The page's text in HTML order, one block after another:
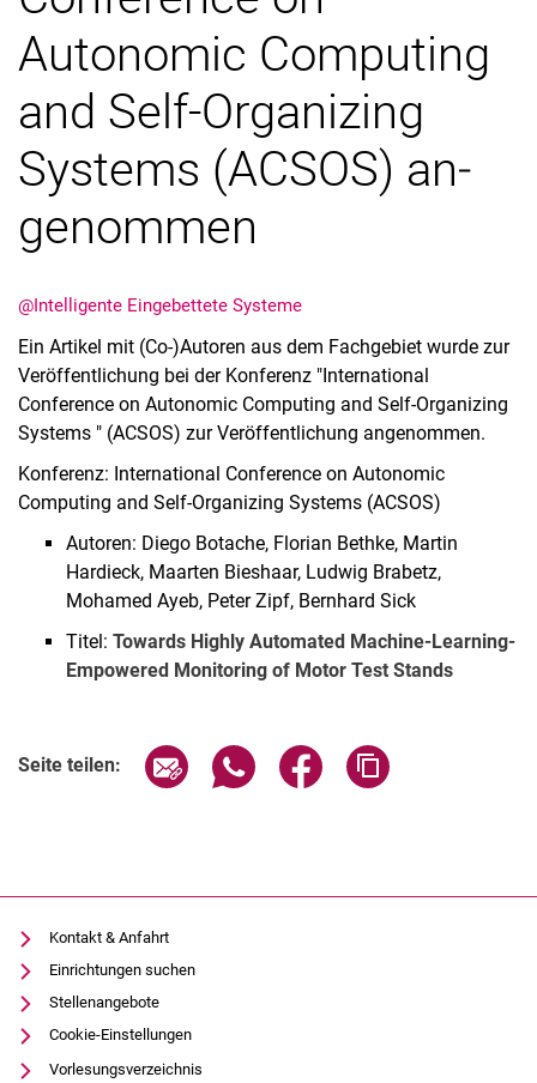
Termine
Aktuelles
Veranstaltungen
Autonomic Computing
and Self-Organizing
Systems (ACSOS) an­
ge­nom­men
@Intelligente Eingebettete Systeme
Ein Artikel mit (Co-)Autoren aus dem Fachgebiet wurde zur
Veröffentlichung bei der Konferenz "International
Conference on Autonomic Computing and Self-Organizing
Systems " (ACSOS) zur Veröffentlichung angenommen.
Konferenz: International Conference on Autonomic
Computing and Self-Organizing Systems (ACSOS)
Autoren: Diego Botache, Florian Bethke, Martin
Hardieck, Maarten Bieshaar, Ludwig Brabetz,
Mohamed Ayeb, Peter Zipf, Bernhard Sick
Titel: Towards Highly Automated Machine-Learning-
Empowered Monitoring of Motor Test Stands
Seite teilen: Seite über E-Mail teilen
Seite über WhatsApp teilen
Seite über Facebook
Kontakt & Anfahrt
Einrichtungen suchen
Stellenangebote
Cookie-Einstellungen
Vorlesungsverzeichnis